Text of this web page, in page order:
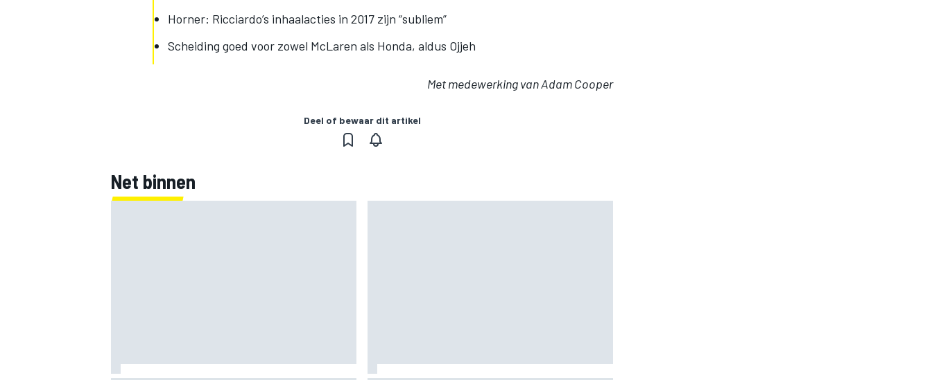
Horner: Ricciardo’s inhaalacties in 2017 zijn “subliem”
Scheiding goed voor zowel McLaren als Honda, aldus Ojjeh
Met medewerking van Adam Cooper
Deel of bewaar dit artikel
Net binnen